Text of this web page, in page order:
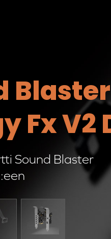
Blaster
Fx V2
Sound Blaster